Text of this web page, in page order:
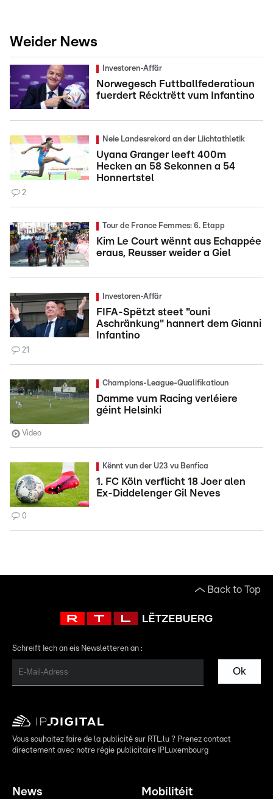
Weider News
Investoren-Affär
Norwegesch Futtballfederatioun
fuerdert Récktrëtt vum Infantino
Neie Landesrekord an der Liichtathletik
Uyana Granger leeft 400m
Hecken an 58 Sekonnen a 54
Honnertstel
2
Tour de France Femmes: 6. Etapp
Kim Le Court wënnt aus Echappée
eraus, Reusser weider a Giel
Investoren-Affär
FIFA-Spëtzt steet "ouni
Aschränkung" hannert dem Gianni
Infantino
21
Champions-League-Qualifikatioun
Damme vum Racing verléiere
géint Helsinki
Video
Kënnt vun der U23 vu Benfica
1. FC Köln verflicht 18 Joer alen
Ex-Diddelenger Gil Neves
0
Back to Top
Schreift Iech an eis Newsletteren an :
Ok
Vous souhaitez faire de la publicité sur RTL.lu ? Prenez contact
directement avec notre régie publicitaire IPLuxembourg
News Mobilitéit